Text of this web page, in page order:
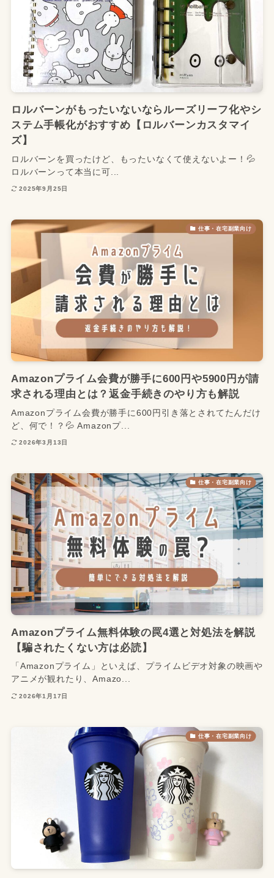
ロルバーンがもったいないならルーズリーフ化やシ
ステム手帳化がおすすめ【ロルバーンカスタマイ
ズ】
ロルバーンを買ったけど、もったいなくて使えないよー！💦
ロルバーンって本当に可...
2025年9月25日
仕事・在宅副業向け
Amazonプライム会費が勝手に600円や5900円が請
求される理由とは？返金手続きのやり方も解説
Amazonプライム会費が勝手に600円引き落とされてたんだけ
ど、何で！？💦 Amazonプ...
2026年3月13日
仕事・在宅副業向け
Amazonプライム無料体験の罠4選と対処法を解説
【騙されたくない方は必読】
「Amazonプライム」といえば、プライムビデオ対象の映画や
アニメが観れたり、Amazo...
2026年1月17日
仕事・在宅副業向け